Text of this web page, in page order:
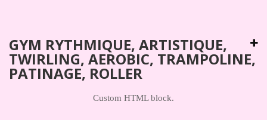
GYM RYTHMIQUE, ARTISTIQUE,
TWIRLING, AEROBIC, TRAMPOLINE,
PATINAGE, ROLLER
Custom HTML block.